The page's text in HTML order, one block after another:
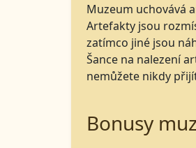
Muzeum uchovává
Artefakty jsou
zatímco jiné jsou
Šance na nalezení
nemůžete nikdy
Bonusy